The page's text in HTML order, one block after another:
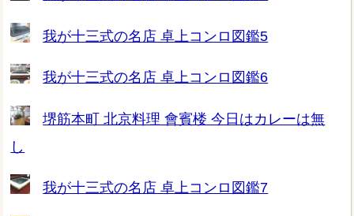
我が十三式の名店 卓上コンロ図鑑5
我が十三式の名店 卓上コンロ図鑑6
堺筋本町 北京料理 會賓楼 今日はカレーは無
し
我が十三式の名店 卓上コンロ図鑑7